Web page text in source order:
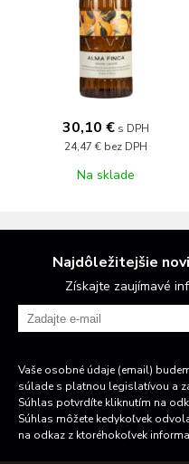
30,10 € s DPH
24,47 € bez DPH
Na sklade
Najdôležitejšie
Získajte zaujímavé
Vaše osobné údaje (email)
súlade s platnou legislatívou a
Súhlas potvrdíte kliknutím na
Súhlas môžete kedykoľvek
na odkaz z ktoréhokoľvek